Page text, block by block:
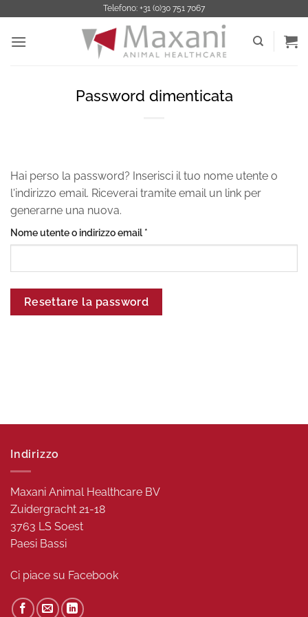
contenuti
Telefono: +31 (0)30 751 7067
Password dimenticata
Hai perso la password? Inserisci il tuo nome utente o
l'indirizzo email. Riceverai tramite email un link per
generarne una nuova.
Nome utente o indirizzo email *
Resettare la password
Indirizzo
Maxani Animal Healthcare BV
Zuidergracht 21-18
3763 LS Soest
Paesi Bassi
Ci piace su Facebook